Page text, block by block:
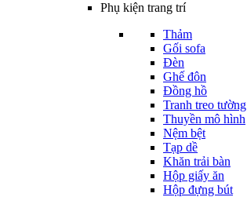
Phụ kiện trang trí
Thảm
Gối sofa
Đèn
Ghế đôn
Đồng hồ
Tranh treo tường
Thuyền mô hình
Nệm bệt
Tạp dề
Khăn trải bàn
Hộp giấy ăn
Hộp đựng bút